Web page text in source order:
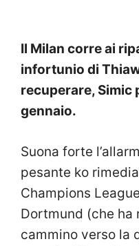
Il Milan corre ai
infortunio di
recuperare, Simic
gennaio.
Suona forte
pesante ko
Champions
Dortmund (che ha
cammino verso la